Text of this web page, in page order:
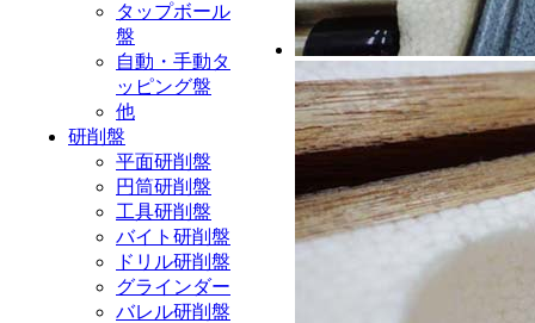
タップボール
盤
自動・手動タ
ッピング盤
他
研削盤
平面研削盤
円筒研削盤
工具研削盤
バイト研削盤
ドリル研削盤
グラインダー
バレル研削盤